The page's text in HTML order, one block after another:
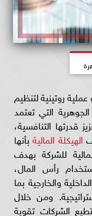
روتينية لتنظيم
التي تعتمد
قدرتها التنافسية،
الهيكلة الماليةبأنها
للشركة بهدف
رأس المال،
والخارجية بما
ومن خلال
الشركات تقوية